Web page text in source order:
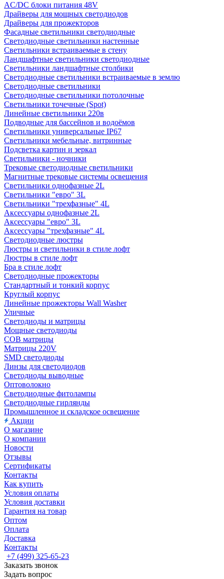
AC/DC блоки питания 48V
Драйверы для мощных светодиодов
Драйверы для прожекторов
Фасадные светильники светодиодные
Светодиодные светильники настенные
Светильники встраиваемые в стену
Ландшафтные светильники светодиодные
Светильники ландшафтные столбики
Светодиодные светильники встраиваемые в землю
Светодиодные светильники
Светодиодные светильники потолочные
Светильники точечные (Spot)
Линейные светильники 220в
Подводные для бассейнов и водоёмов
Светильники универсальные IP67
Светильники мебельные, витринные
Подсветка картин и зеркал
Светильники - ночники
Трековые светодиодные светильники
Магнитные трековые системы освещения
Светильники однофазные 2L
Светильники "евро" 3L
Светильники "трехфазные" 4L
Аксессуары однофазные 2L
Аксессуары "евро" 3L
Аксессуары "трехфазные" 4L
Светодиодные люстры
Люстры и светильники в стиле лофт
Люстры в стиле лофт
Бра в стиле лофт
Светодиодные прожекторы
Стандартный и тонкий корпус
Круглый корпус
Линейные прожекторы Wall Washer
Уличные
Светодиоды и матрицы
Мощные светодиоды
COB матрицы
Матрицы 220V
SMD светодиоды
Линзы для светодиодов
Светодиоды выводные
Оптоволокно
Светодиодные фитолампы
Светодиодные гирлянды
Промышленное и складское освещение
Акции
О магазине
О компании
Новости
Отзывы
Сертификаты
Контакты
Как купить
Условия оплаты
Условия доставки
Гарантия на товар
Оптом
Оплата
Доставка
Контакты
+7 (499) 325-65-23
Заказать звонок
Задать вопрос